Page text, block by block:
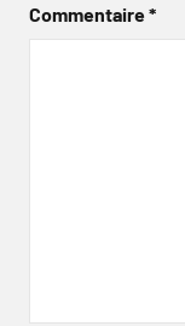
Commentaire*